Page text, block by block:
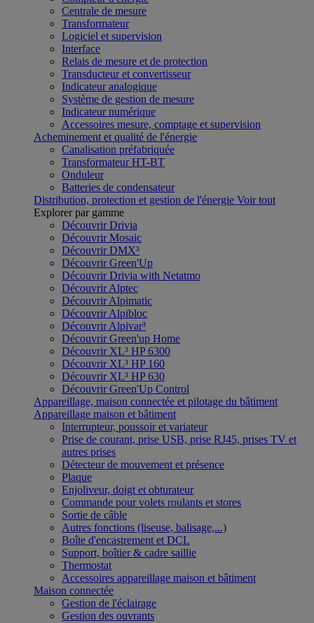
Centrale de mesure
Transformateur
Logiciel et supervision
Interface
Relais de mesure et de protection
Transducteur et convertisseur
Indicateur analogique
Système de gestion de mesure
Indicateur numérique
Accessoires mesure, comptage et supervision
Acheminement et qualité de l'énergie
Canalisation préfabriquée
Transformateur HT-BT
Onduleur
Batteries de condensateur
Distribution, protection et gestion de l'énergie Voir tout
Explorer par gamme
Découvrir Drivia
Découvrir Mosaic
Découvrir DMX³
Découvrir Green'Up
Découvrir Drivia with Netatmo
Découvrir Alptec
Découvrir Alpimatic
Découvrir Alpibloc
Découvrir Alpivar³
Découvrir Green'up Home
Découvrir XL³ HP 6300
Découvrir XL³ HP 160
Découvrir XL³ HP 630
Découvrir Green'Up Control
Appareillage, maison connectée et pilotage du bâtiment
Appareillage maison et bâtiment
Interrupteur, poussoir et variateur
Prise de courant, prise USB, prise RJ45, prises TV et
autres prises
Détecteur de mouvement et présence
Plaque
Enjoliveur, doigt et obturateur
Commande pour volets roulants et stores
Sortie de câble
Autres fonctions (liseuse, balisage,...)
Boîte d'encastrement et DCL
Support, boîtier & cadre saillie
Thermostat
Accessoires appareillage maison et bâtiment
Maison connectée
Gestion de l'éclairage
Gestion des ouvrants